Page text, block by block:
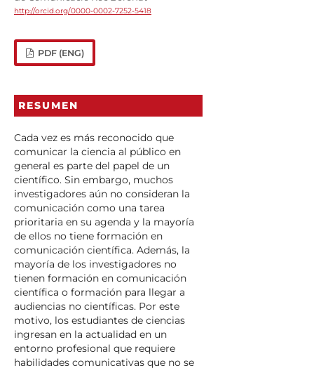
http://orcid.org/0000-0002-7252-5418
PDF (ENG)
RESUMEN
Cada vez es más reconocido que
comunicar la ciencia al público en
general es parte del papel de un
científico. Sin embargo, muchos
investigadores aún no consideran la
comunicación como una tarea
prioritaria en su agenda y la mayoría
de ellos no tiene formación en
comunicación científica. Además, la
mayoría de los investigadores no
tienen formación en comunicación
científica o formación para llegar a
audiencias no científicas. Por este
motivo, los estudiantes de ciencias
ingresan en la actualidad en un
entorno profesional que requiere
habilidades comunicativas que no se